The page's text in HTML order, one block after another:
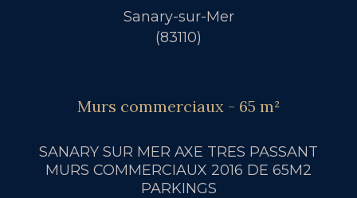
Sanary-sur-Mer
(83110)
Murs commerciaux - 65 m²
SANARY SUR MER AXE TRES PASSANT
MURS COMMERCIAUX 2016 DE 65M2
PARKINGS